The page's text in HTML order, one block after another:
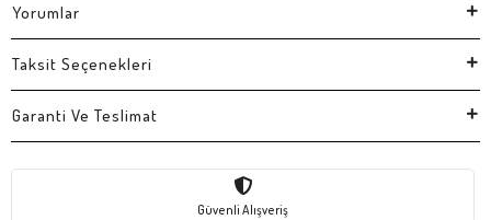
Yorumlar
Taksit Seçenekleri
Garanti Ve Teslimat
Güvenli Alışveriş